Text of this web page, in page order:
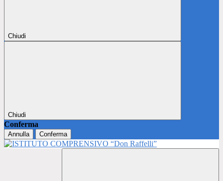
Chiudi
Chiudi
Conferma
Annulla Conferma